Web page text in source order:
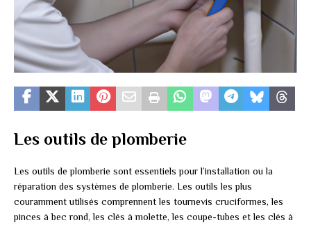
Les outils de plomberie
Les outils de plomberie sont essentiels pour l’installation ou la
réparation des systèmes de plomberie. Les outils les plus
couramment utilisés comprennent les tournevis cruciformes, les
pinces à bec rond, les clés à molette, les coupe-tubes et les clés à